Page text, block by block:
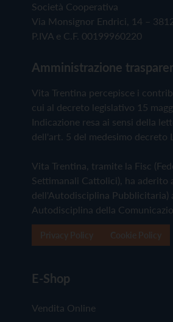
Società Cooperativa
Via Monsignor Endrici, 14 –
P.IVA e C.F. 00199960220
Amministrazione
Vita Trentina percepisce i
cui al decreto legislativo 15
Indicazione resa ai sensi della
dell'art. 5 del medesimo decreto
Vita Trentina, tramite la Fisc
Settimanali Cattolici), ha aderito
dell'Autodisciplina Pubblicitaria)
Autodisciplina della
E-Shop
Vendita Online